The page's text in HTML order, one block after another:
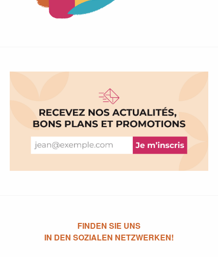
FINDEN SIE UNS
IN DEN SOZIALEN NETZWERKEN!